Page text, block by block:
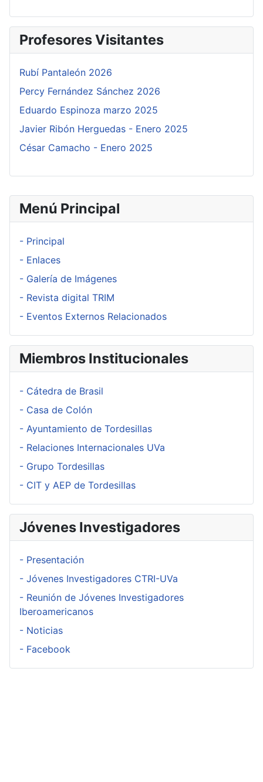
Menú Principal
- Principal
- Enlaces
- Galería de Imágenes
- Revista digital TRIM
- Eventos Externos Relacionados
Miembros Institucionales
- Cátedra de Brasil
- Casa de Colón
- Ayuntamiento de Tordesillas
- Relaciones Internacionales UVa
- Grupo Tordesillas
- CIT y AEP de Tordesillas
Jóvenes Investigadores
- Presentación
- Jóvenes Investigadores CTRI-UVa
- Reunión de Jóvenes Investigadores
Iberoamericanos
- Noticias
- Facebook
Profesores Visitantes
Rubí Pantaleón 2026
Percy Fernández Sánchez 2026
Eduardo Espinoza marzo 2025
Javier Ribón Herguedas - Enero 2025
César Camacho - Enero 2025